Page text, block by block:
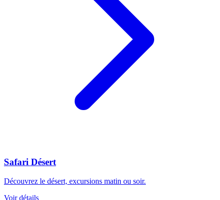
Safari Désert
Découvrez le désert, excursions matin ou soir.
Voir détails